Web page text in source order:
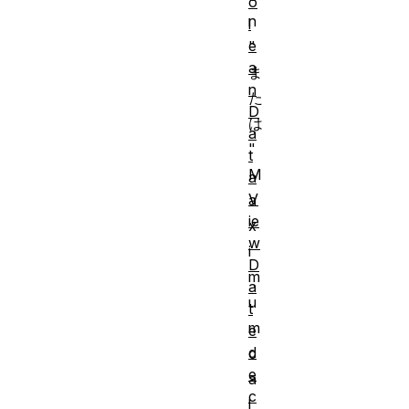
n
"
ま
た
は
"
M
a
x
i
m
u
m
c
a
l
l
e
a
n
D
a
t
a
V
ie
w
D
a
t
e
d
e
c